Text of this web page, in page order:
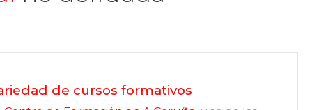
de cursos formativos